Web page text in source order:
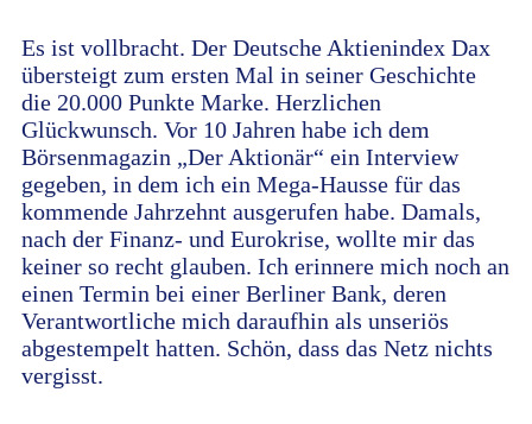
Es ist vollbracht. Der Deutsche Aktienindex Dax
übersteigt zum ersten Mal in seiner Geschichte
die 20.000 Punkte Marke. Herzlichen
Glückwunsch. Vor 10 Jahren habe ich dem
Börsenmagazin „Der Aktionär“ ein Interview
gegeben, in dem ich ein Mega-Hausse für das
kommende Jahrzehnt ausgerufen habe. Damals,
nach der Finanz- und Eurokrise, wollte mir das
keiner so recht glauben. Ich erinnere mich noch an
einen Termin bei einer Berliner Bank, deren
Verantwortliche mich daraufhin als unseriös
abgestempelt hatten. Schön, dass das Netz nichts
vergisst.